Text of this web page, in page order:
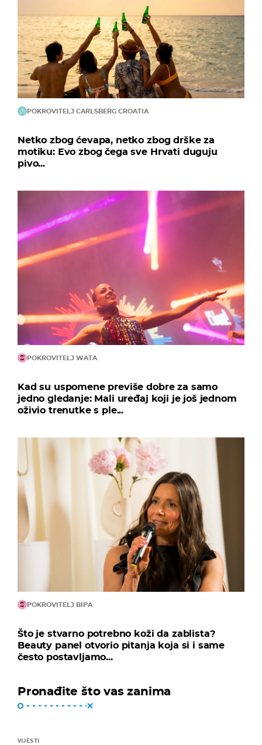
POKROVITELJ CARLSBERG CROATIA
Netko zbog ćevapa, netko zbog drške za
motiku: Evo zbog čega sve Hrvati duguju
pivo...
POKROVITELJ WATA
Kad su uspomene previše dobre za samo
jedno gledanje: Mali uređaj koji je još jednom
oživio trenutke s ple...
POKROVITELJ BIPA
Što je stvarno potrebno koži da zablista?
Beauty panel otvorio pitanja koja si i same
često postavljamo...
Pronađite što vas zanima
VIJESTI